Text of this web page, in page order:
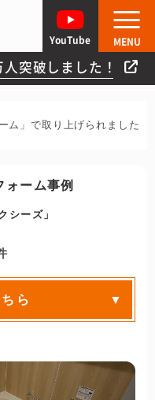
突破しました！
YouTube MENU
ム」で取り上げられました！
ォーム事例
シーズ
ら